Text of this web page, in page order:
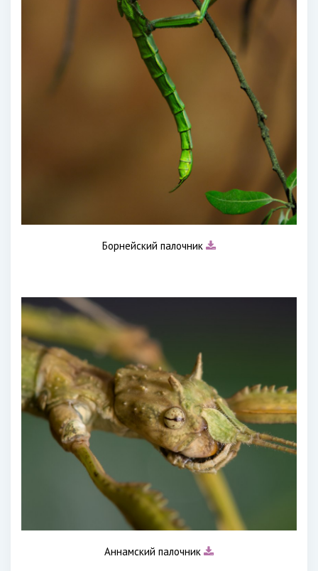
Борнейский палочник
Аннамский палочник